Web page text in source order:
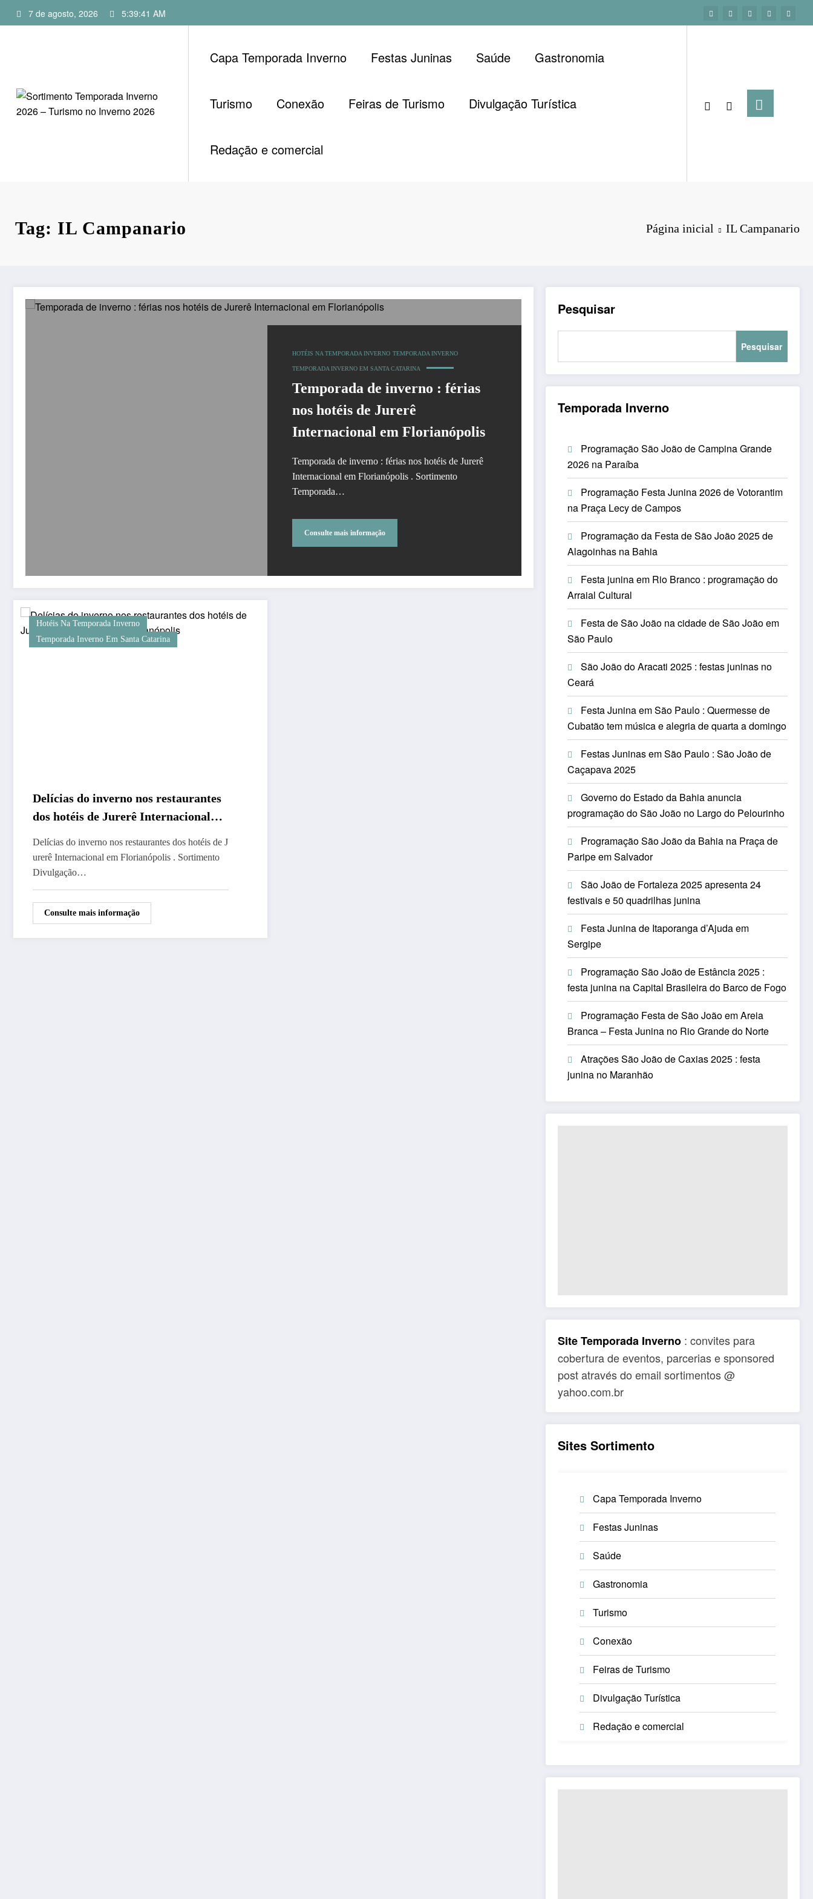
para
7 de agosto, 2026 5:39:42 AM
Capa Temporada Inverno Festas Juninas Saúde Gastronomia
Turismo Conexão Feiras de Turismo Divulgação Turística
Redação e comercial
Tag: IL Campanario Página inicial IL Campanario
HOTÉIS NA TEMPORADA INVERNO TEMPORADA INVERNO
TEMPORADA INVERNO EM SANTA CATARINA
Temporada de inverno : férias
nos hotéis de Jurerê
Internacional em Florianópolis
Temporada de inverno : férias nos hotéis de Jurerê
Internacional em Florianópolis . Sortimento
Temporada…
Consulte mais informação
Hotéis Na Temporada Inverno
Temporada Inverno Em Santa Catarina
Delícias do inverno nos restaurantes
dos hotéis de Jurerê Internacional
Delícias do inverno nos restaurantes dos hotéis de J
urerê Internacional em Florianópolis . Sortimento
Divulgação…
Consulte mais informação
Pesquisar
Pesquisar
Temporada Inverno
Programação São João de Campina Grande
2026 na Paraíba
Programação Festa Junina 2026 de Votorantim
na Praça Lecy de Campos
Programação da Festa de São João 2025 de
Alagoinhas na Bahia
Festa junina em Rio Branco : programação do
Arraial Cultural
Festa de São João na cidade de São João em
São Paulo
São João do Aracati 2025 : festas juninas no
Ceará
Festa Junina em São Paulo : Quermesse de
Cubatão tem música e alegria de quarta a domingo
Festas Juninas em São Paulo : São João de
Caçapava 2025
Governo do Estado da Bahia anuncia
programação do São João no Largo do Pelourinho
Programação São João da Bahia na Praça de
Paripe em Salvador
São João de Fortaleza 2025 apresenta 24
festivais e 50 quadrilhas junina
Festa Junina de Itaporanga d’Ajuda em
Sergipe
Programação São João de Estância 2025 :
festa junina na Capital Brasileira do Barco de Fogo
Programação Festa de São João em Areia
Branca – Festa Junina no Rio Grande do Norte
Atrações São João de Caxias 2025 : festa
junina no Maranhão
Site Temporada Inverno : convites para
cobertura de eventos, parcerias e sponsored
post através do email sortimentos @
yahoo.com.br
Sites Sortimento
Capa Temporada Inverno
Festas Juninas
Saúde
Gastronomia
Turismo
Conexão
Feiras de Turismo
Divulgação Turística
Redação e comercial